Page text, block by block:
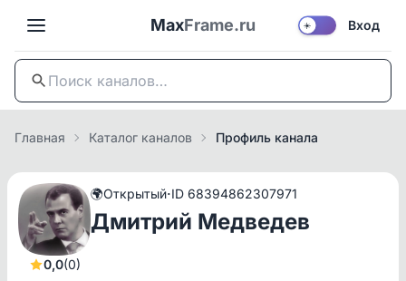
MaxFrame.ru ☀️ Вход
Главная Каталог каналов Профиль канала
0,0(0)
🌍Открытый·ID 68394862307971
Дмитрий Медведев